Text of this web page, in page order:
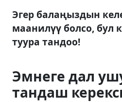
Эгер балаңыздын
маанилүү болсо, бул
туура тандоо!
Эмнеге дал
тандаш